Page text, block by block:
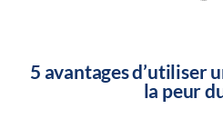
5 avantages d’utiliser
la peur